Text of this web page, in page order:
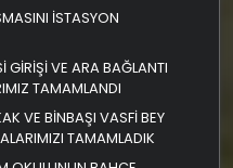
İSTASYON
GİRİŞİ VE ARA BAĞLANTI
TAMAMLANDI
VE BİNBAŞI VASFİ BEY
TAMAMLADIK